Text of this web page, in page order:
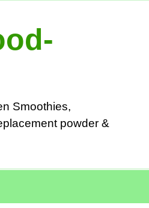
Smoothies,
powder &